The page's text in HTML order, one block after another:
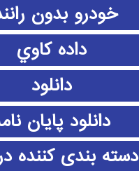
خودرو بدون
داده كاوي
دانلود
دانلود پايان
دسته بندی کننده